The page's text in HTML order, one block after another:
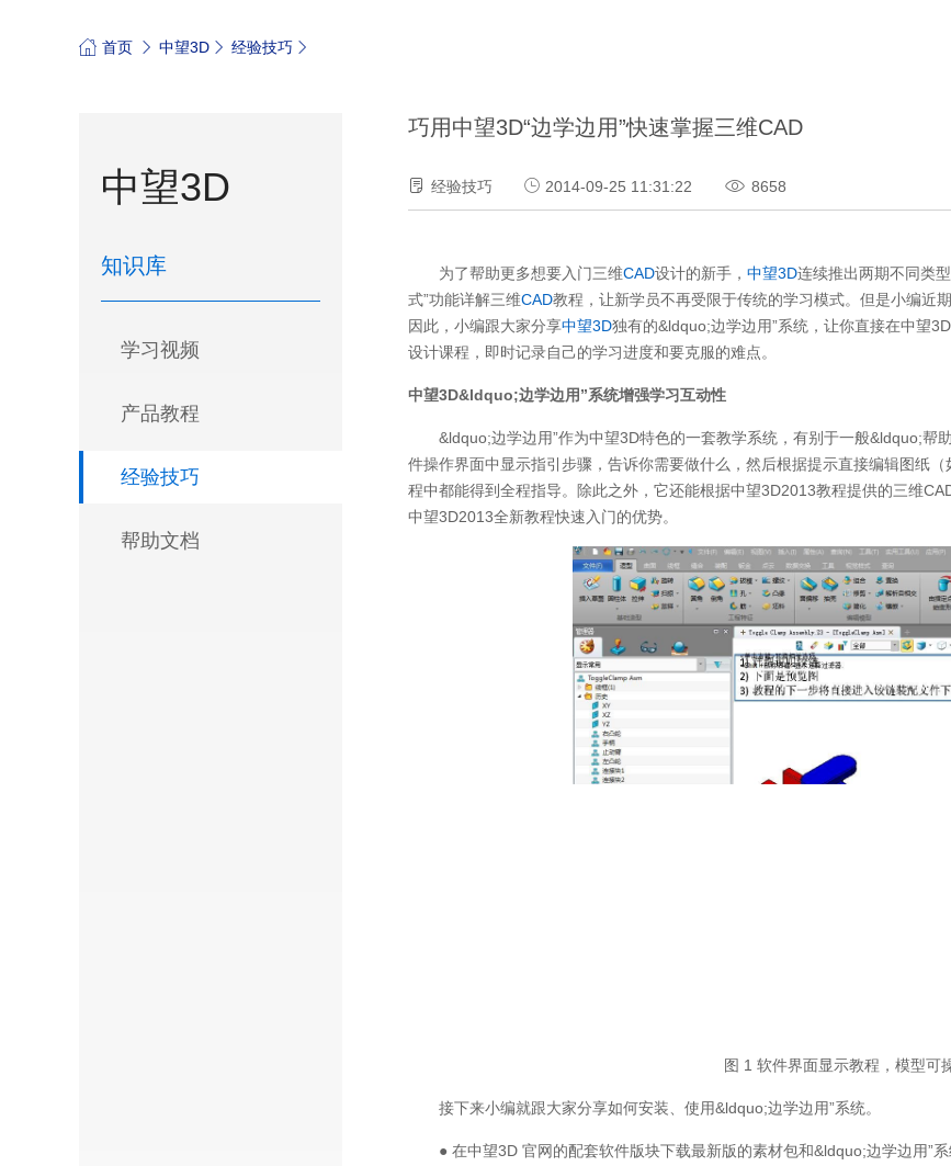
首页 中望3D 经验技巧
中望3D
知识库
学习视频
产品教程
经验技巧
帮助文档
巧用中望3D“边学边用”快速掌握三维CAD
经验技巧 2014-09-25 11:31:22 8658
为了帮助更多想要入门三维CAD设计的新手， 中望3D连续推出两期不同类
式”功能详解三维CAD教程，让新学员不再受限于传统的学习模式。但是小编近
因此，小编跟大家分享中望3D独有的&ldquo;边学边用”系统，让你直接在中望
设计课程，即时记录自己的学习进度和要克服的难点。
中望3D&ldquo;边学边用”系统增强学习互动性
&ldquo;边学边用”作为中望3D特色的一套教学系统，有别于一般&ldquo;帮
件操作界面中显示指引步骤，告诉你需要做什么，然后根据提示直接编辑图纸
程中都能得到全程指导。除此之外，它还能根据中望3D2013教程提供的三维
中望3D2013全新教程快速入门的优势。
图 1 软件界面显示教程，模型可
接下来小编就跟大家分享如何安装、使用&ldquo;边学边用”系统。
● 在中望3D 官网的配套软件版块下载最新版的素材包和&ldquo;边学边用”系